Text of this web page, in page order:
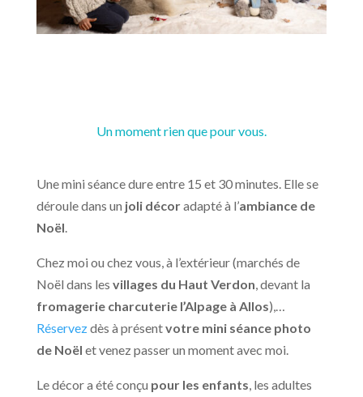
Un moment rien que pour vous.
Une mini séance dure entre 15 et 30 minutes. Elle se
déroule dans un joli décoradapté à l’ambiance de
Noël.
Chez moi ou chez vous, à l’extérieur (marchés de
Noël dans les villages du Haut Verdon, devant la
fromagerie charcuterie l’Alpage à Allos),…
Réservezdès à présentvotre mini séance photo
de Noël et venez passer un moment avec moi.
Le décor a été conçu pour les enfants, les adultes